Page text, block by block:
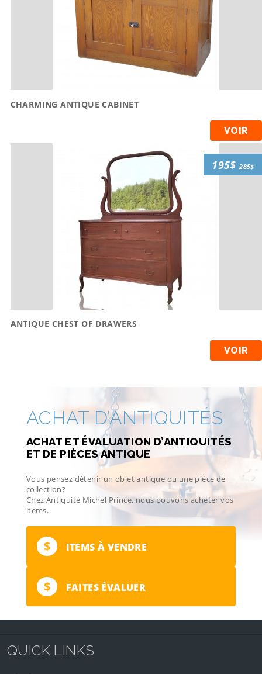
CHARMING ANTIQUE CABINET
VOIR
ANTIQUE CHEST OF DRAWERS
VOIR
195$285$
ACHAT D’ANTIQUITÉS
ACHAT ET ÉVALUATION D’ANTIQUITÉS
ET DE PIÈCES ANTIQUE
Vous pensez détenir un objet antique ou une pièce de
collection?
Chez Antiquité Michel Prince, nous pouvons acheter vos
items.
$ ITEMS À VENDRE
$ FAITES ÉVALUER
QUICK LINKS